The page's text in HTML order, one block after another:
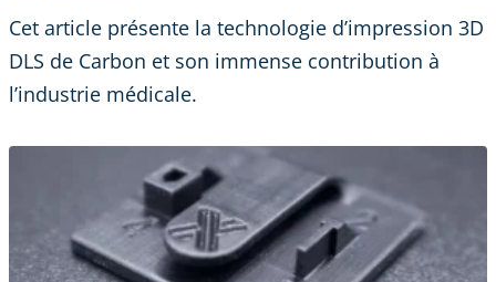
Cet article présente la technologie d’impression 3D
DLS de Carbon et son immense contribution à
l’industrie médicale.